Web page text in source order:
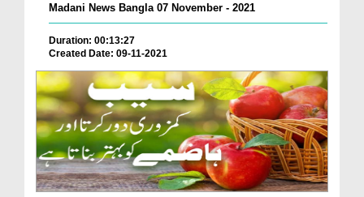
Madani News Bangla 07 November - 2021
Duration: 00:13:27
Created Date: 09-11-2021